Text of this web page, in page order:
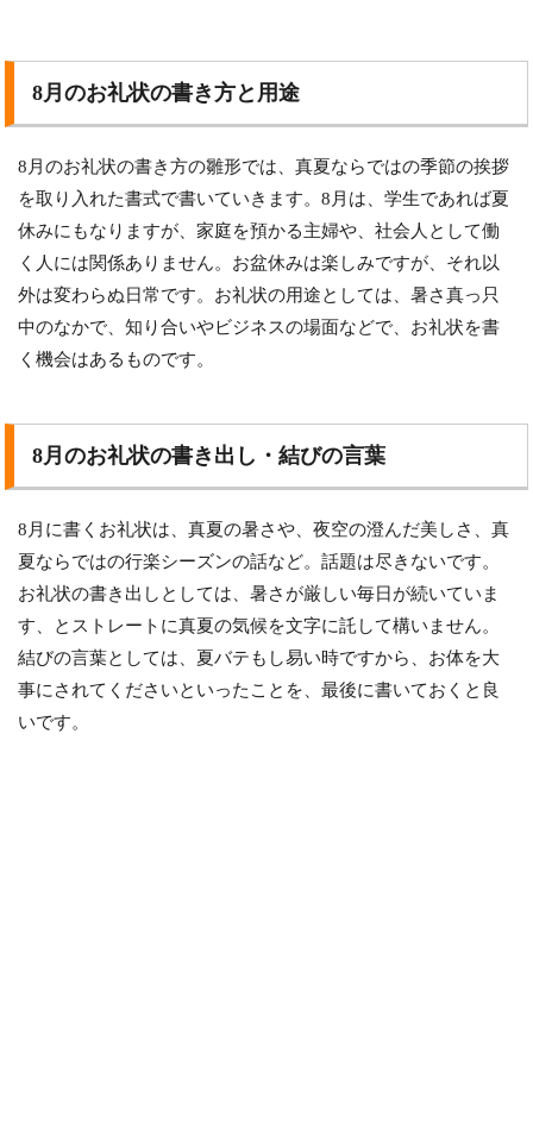
8月のお礼状の書き方と用途
8月のお礼状の書き方の雛形では、真夏ならではの季節の挨拶
を取り入れた書式で書いていきます。8月は、学生であれば夏
休みにもなりますが、家庭を預かる主婦や、社会人として働
く人には関係ありません。お盆休みは楽しみですが、それ以
外は変わらぬ日常です。お礼状の用途としては、暑さ真っ只
中のなかで、知り合いやビジネスの場面などで、お礼状を書
く機会はあるものです。
8月のお礼状の書き出し・結びの言葉
8月に書くお礼状は、真夏の暑さや、夜空の澄んだ美しさ、真
夏ならではの行楽シーズンの話など。話題は尽きないです。
お礼状の書き出しとしては、暑さが厳しい毎日が続いていま
す、とストレートに真夏の気候を文字に託して構いません。
結びの言葉としては、夏バテもし易い時ですから、お体を大
事にされてくださいといったことを、最後に書いておくと良
いです。